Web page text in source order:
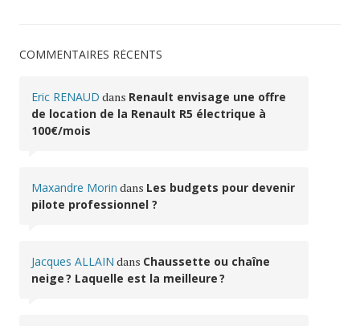
COMMENTAIRES RÉCENTS
Eric RENAUD dans Renault envisage une offre
de location de la Renault R5 électrique à
100€/mois
Maxandre Morin dans Les budgets pour devenir
pilote professionnel ?
Jacques ALLAIN dans Chaussette ou chaîne
neige ? Laquelle est la meilleure ?